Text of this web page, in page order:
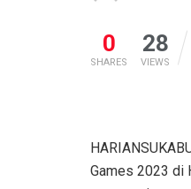
0
SHARES
28
VIEWS
Games 2023 di